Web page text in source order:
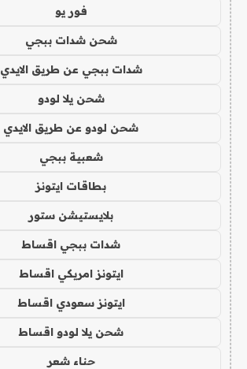
فور يو
شحن شدات ببجي
شدات ببجي عن طريق الايدي
شحن يلا لودو
شحن لودو عن طريق الايدي
شعبية ببجي
بطاقات ايتونز
بلايستيشن ستور
شدات ببجي اقساط
ايتونز امريكي اقساط
ايتونز سعودي اقساط
شحن يلا لودو اقساط
حناء شعر